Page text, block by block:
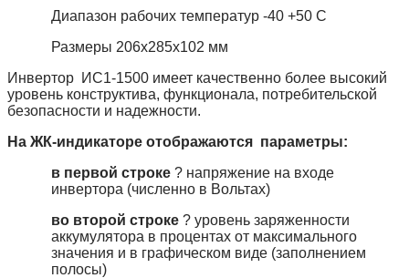
Диапазон рабочих температур -40 +50 С
Размеры 206х285х102 мм
Инвертор ИС1-1500 имеет качественно более высокий
уровень конструктива, функционала, потребительской
безопасности и надежности.
На ЖК-индикаторе отображаются параметры:
в первой строке ? напряжение на входе
инвертора (численно в Вольтах)
во второй строке ? уровень заряженности
аккумулятора в процентах от максимального
значения и в графическом виде (заполнением
полосы)